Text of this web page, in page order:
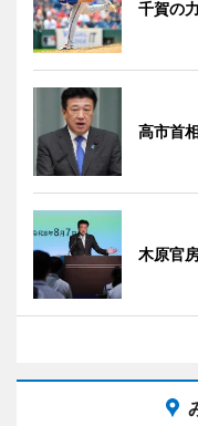
千賀の
高市首
木原官